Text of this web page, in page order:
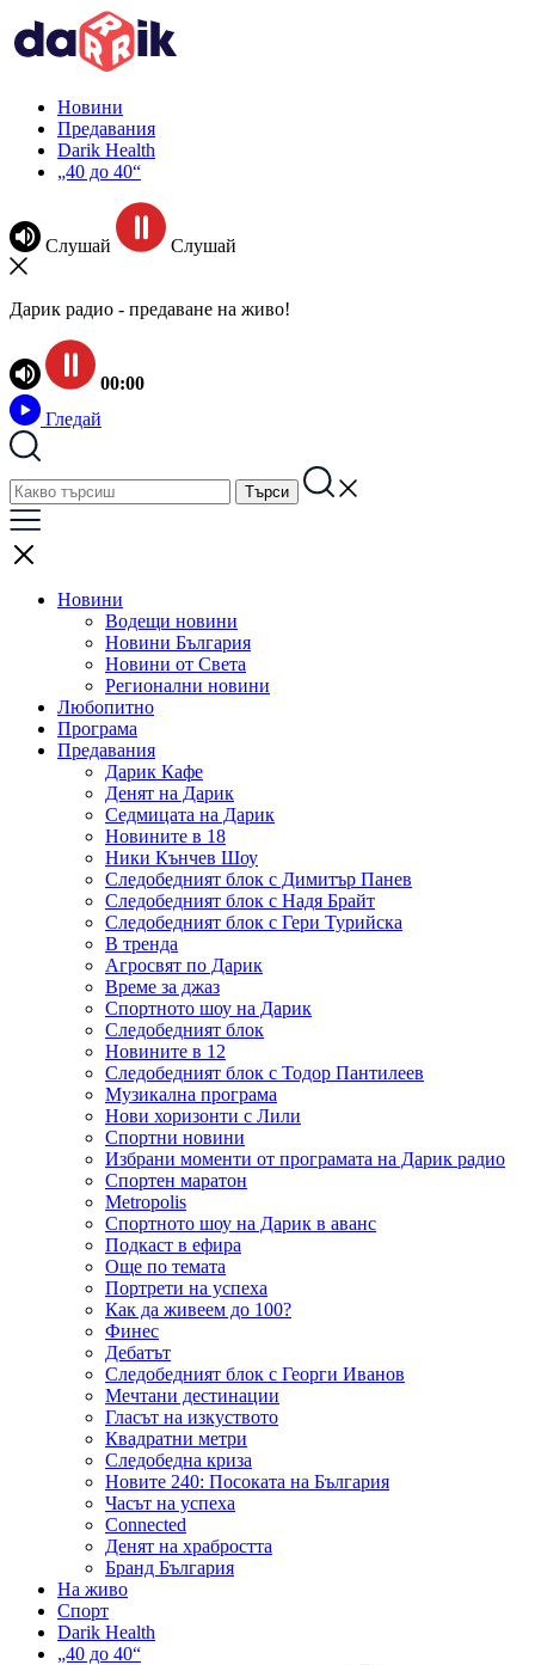
Новини
Предавания
Darik Health
„40 до 40“
Слушай Слушай
Дарик радио - предаване на живо!
00:00
Гледай
Новини
Водещи новини
Новини България
Новини от Света
Регионални новини
Любопитно
Програма
Предавания
Дарик Кафе
Денят на Дарик
Седмицата на Дарик
Новините в 18
Ники Кънчев Шоу
Следобедният блок с Димитър Панев
Следобедният блок с Надя Брайт
Следобедният блок с Гери Турийска
В тренда
Агросвят по Дарик
Време за джаз
Спортното шоу на Дарик
Следобедният блок
Новините в 12
Следобедният блок с Тодор Пантилеев
Музикална програма
Нови хоризонти с Лили
Спортни новини
Избрани моменти от програмата на Дарик радио
Спортен маратон
Metropolis
Спортното шоу на Дарик в аванс
Подкаст в ефира
Още по темата
Портрети на успеха
Как да живеем до 100?
Финес
Дебатът
Следобедният блок с Георги Иванов
Мечтани дестинации
Гласът на изкуството
Квадратни метри
Следобедна криза
Новите 240: Посоката на България
Часът на успеха
Connected
Денят на храбростта
Бранд България
На живо
Спорт
Darik Health
„40 до 40“